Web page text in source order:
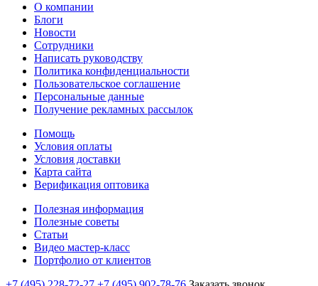
О компании
Блоги
Новости
Сотрудники
Написать руководству
Политика конфиденциальности
Пользовательское соглашение
Персональные данные
Получение рекламных рассылок
Помощь
Условия оплаты
Условия доставки
Карта сайта
Верификация оптовика
Полезная информация
Полезные советы
Статьи
Видео мастер-класс
Портфолио от клиентов